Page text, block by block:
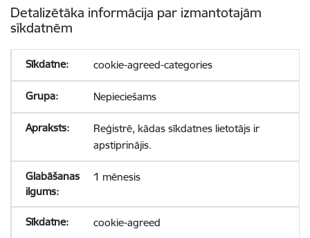
Detalizētāka informācija par izmantotajām
sīkdatnēm
cookie-agreed-categories
Nepieciešams
Reģistrē, kādas sīkdatnes lietotājs ir
apstiprinājis.
1 mēnesis
cookie-agreed